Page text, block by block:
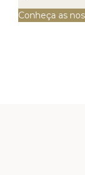
Conheça as